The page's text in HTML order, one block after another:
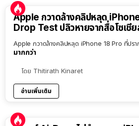
Apple กวาดล้างคลิปหลุด
Drop Test ปลิวหายจากสื่อโซเชีย
Apple กวาดล้างคลิปหลุด iPhone 18 Pro ที่ปร
มากกว่า
โดย Thitirath Kinaret
อ่านเพิ่มเติม